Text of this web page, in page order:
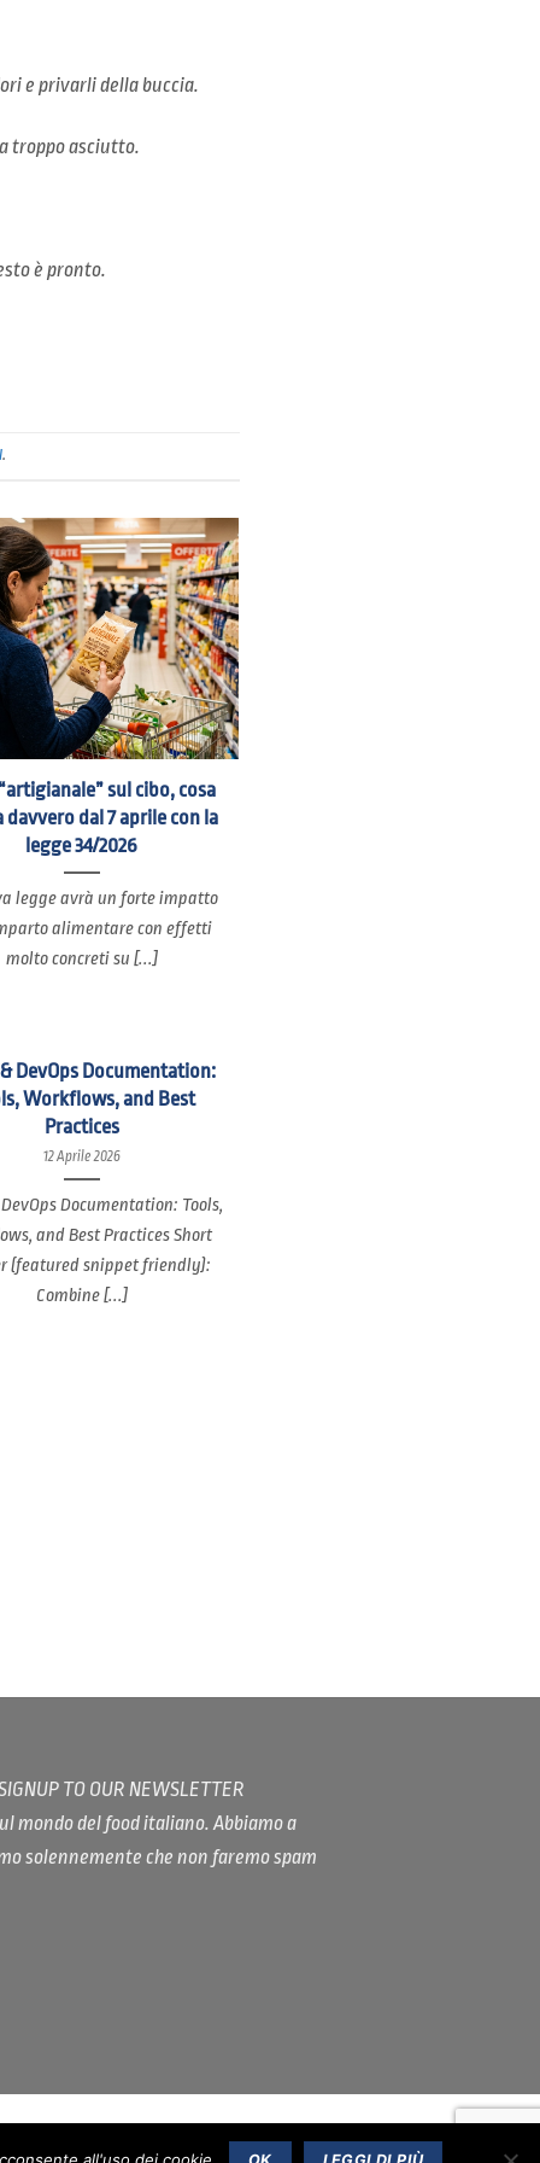
e privarli della buccia.
troppo asciutto.
è pronto.
.
sul cibo, cosa
davvero dal 7 aprile con la
legge 34/2026
legge avrà un forte impatto
alimentare con effetti
molto concreti su [...]
DevOps Documentation:
Workflows, and Best
Practices
12 Aprile 2026
Documentation: Tools,
and Best Practices Short
(featured snippet friendly):
Combine [...]
TO OUR NEWSLETTER
mondo del food italiano. Abbiamo a
solennemente che non faremo spam
all'uso dei cookie.